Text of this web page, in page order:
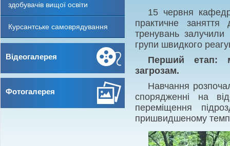
здобувачів вищої освіти
Курсантське самоврядування
Відеогалерея
Фотогалерея
15 червня
практичне заняття
тренувань залучили
групи швидкого
Перший етап:
загрозам.
Навчання
спорядженні на
переміщення
пришвидшеному